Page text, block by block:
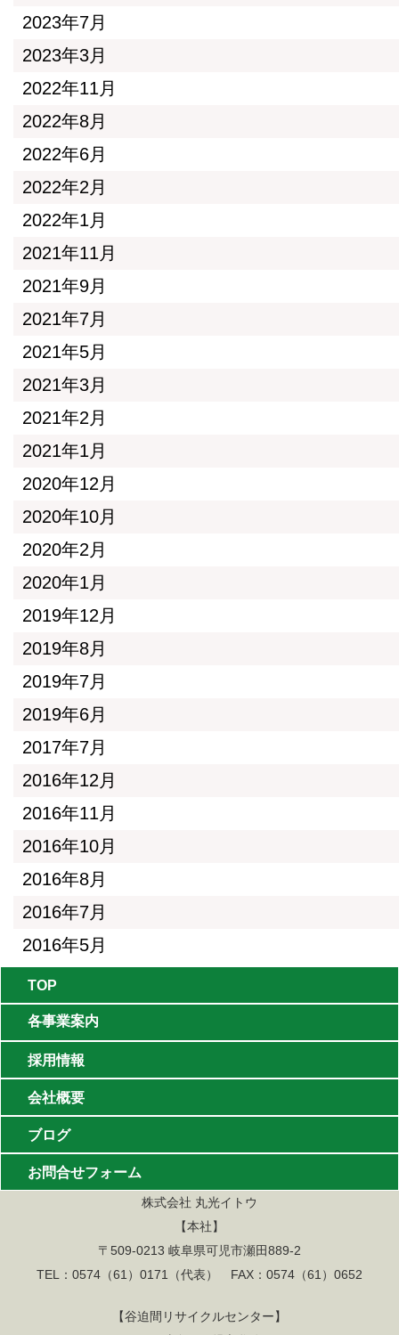
2023年7月
2023年3月
2022年11月
2022年8月
2022年6月
2022年2月
2022年1月
2021年11月
2021年9月
2021年7月
2021年5月
2021年3月
2021年2月
2021年1月
2020年12月
2020年10月
2020年2月
2020年1月
2019年12月
2019年8月
2019年7月
2019年6月
2017年7月
2016年12月
2016年11月
2016年10月
2016年8月
2016年7月
2016年5月
TOP
各事業案内
・林業
・特殊伐採
・造園
・バイオマスエネルギー
採用情報
会社概要
ブログ
お問合せフォーム
株式会社 丸光イトウ
【本社】
〒509-0213 岐阜県可児市瀬田889-2
TEL：0574（61）0171（代表） FAX：0574（61）0652
【谷迫間リサイクルセンター】